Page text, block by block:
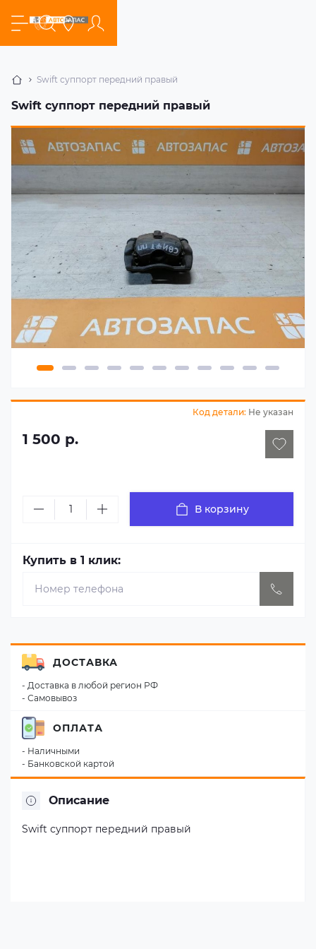
Swift суппорт передний правый
Swift суппорт передний правый
Код детали: Не указан
1 500 р.
В корзину
Купить в 1 клик:
ДОСТАВКА
- Доставка в любой регион РФ
- Самовывоз
ОПЛАТА
- Наличными
- Банковской картой
Описание
Swift суппорт передний правый